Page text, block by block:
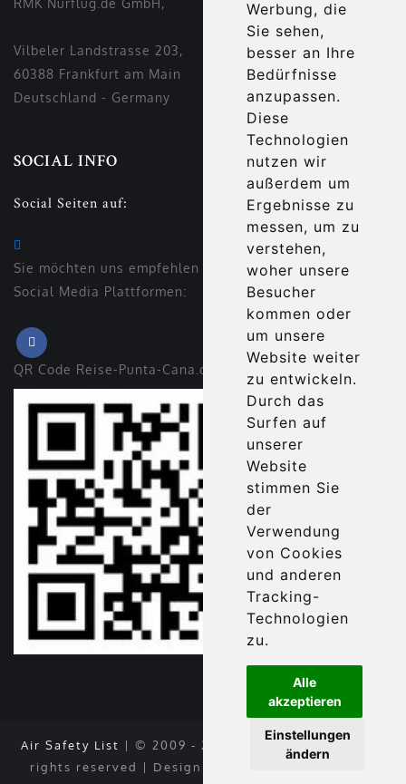
Werbung, die
Sie sehen,
besser an Ihre
Bedürfnisse
anzupassen.
Diese
Technologien
nutzen wir
außerdem um
Ergebnisse zu
messen, um zu
verstehen,
woher unsere
Besucher
kommen oder
um unsere
Website weiter
zu entwickeln.
Durch das
Surfen auf
unserer
Website
stimmen Sie
der
Verwendung
von Cookies
und anderen
Tracking-
Technologien
zu.
Alle
akzeptieren
Einstellungen
ändern
RMK Nurflug.de GmbH,
Vilbeler Landstrasse 203,
60388 Frankfurt am Main
Deutschland - Germany
SOCIAL INFO
Social Seiten auf:
Sie möchten uns empfehlen auf den verschiedenen
Social Media Plattformen:
QR Code Reise-Punta-Cana.de
Air Safety List | © 2009 - 2026 Reise Punta Cana All
rights reserved | Design by Oberheim Online und